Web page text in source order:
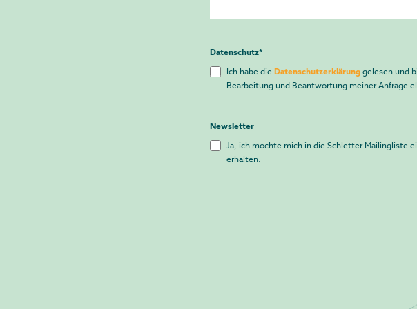
Datenschutz*
Ich habe die Datenschutzerklärung gelesen und
Bearbeitung und Beantwortung meiner Anfrage
Newsletter
Ja, ich möchte mich in die Schletter Mailingliste
erhalten.